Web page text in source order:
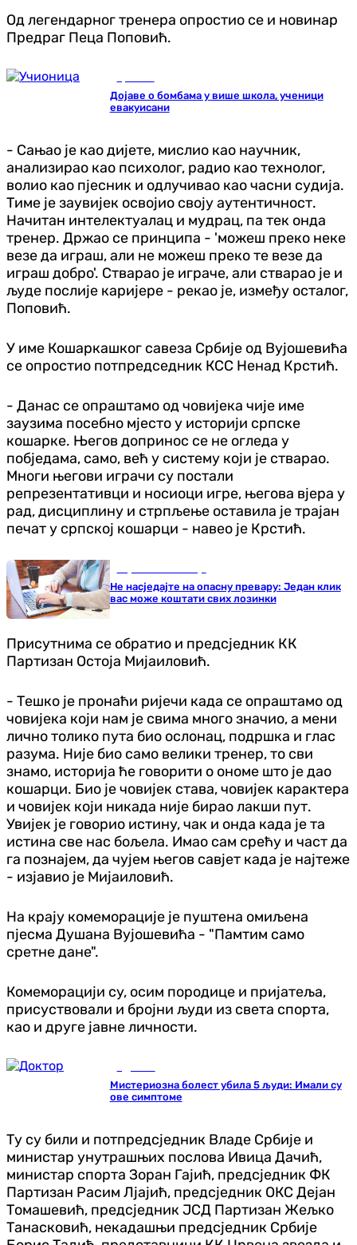
Од легендарног тренера опростио се и новинар
Предраг Пеца Поповић.
Дојаве о бомбама у више школа, ученици
евакуисани
- Сањао је као дијете, мислио као научник,
анализирао као психолог, радио као технолог,
волио као пјесник и одлучивао као часни судија.
Тиме је заувијек освојио своју аутентичност.
Начитан интелектуалац и мудрац, па тек онда
тренер. Држао се принципа - 'можеш преко неке
везе да играш, али не можеш преко те везе да
играш добро'. Стварао је играче, али стварао је и
људе послије каријере - рекао је, између осталог,
Поповић.
У име Кошаркашког савеза Србије од Вујошевића
се опростио потпредседник КСС Ненад Крстић.
- Данас се опраштамо од човијека чије име
заузима посебно мјесто у историји српске
кошарке. Његов допринос се не огледа у
побједама, само, већ у систему који је стварао.
Многи његови играчи су постали
репрезентативци и носиоци игре, његова вјера у
рад, дисциплину и стрпљење оставила је трајан
печат у српској кошарци - навео је Крстић.
Не насједајте на опасну превару: Један клик
вас може коштати свих лозинки
Присутнима се обратио и предсједник КК
Партизан Остоја Мијаиловић.
- Тешко је пронаћи ријечи када се опраштамо од
човијека који нам је свима много значио, а мени
лично толико пута био ослонац, подршка и глас
разума. Није био само велики тренер, то сви
знамо, историја ће говорити о ономе што је дао
кошарци. Био је човијек става, човијек карактера
и човијек који никада није бирао лакши пут.
Увијек је говорио истину, чак и онда када је та
истина све нас бољела. Имао сам срећу и част да
га познајем, да чујем његов савјет када је најтеже
- изјавио је Мијаиловић.
На крају комеморације је пуштена омиљена
пјесма Душана Вујошевића - "Памтим само
сретне дане".
Комеморацији су, осим породице и пријатеља,
присуствовали и бројни људи из света спорта,
као и друге јавне личности.
Мистериозна болест убила 5 људи: Имали су
ове симптоме
Ту су били и потпредсједник Владе Србије и
министар унутрашњих послова Ивица Дачић,
министар спорта Зоран Гајић, предсједник ФК
Партизан Расим Лјајић, предсједник ОКС Дејан
Томашевић, предсједник ЈСД Партизан Жељко
Танасковић, некадашњи предсједник Србије